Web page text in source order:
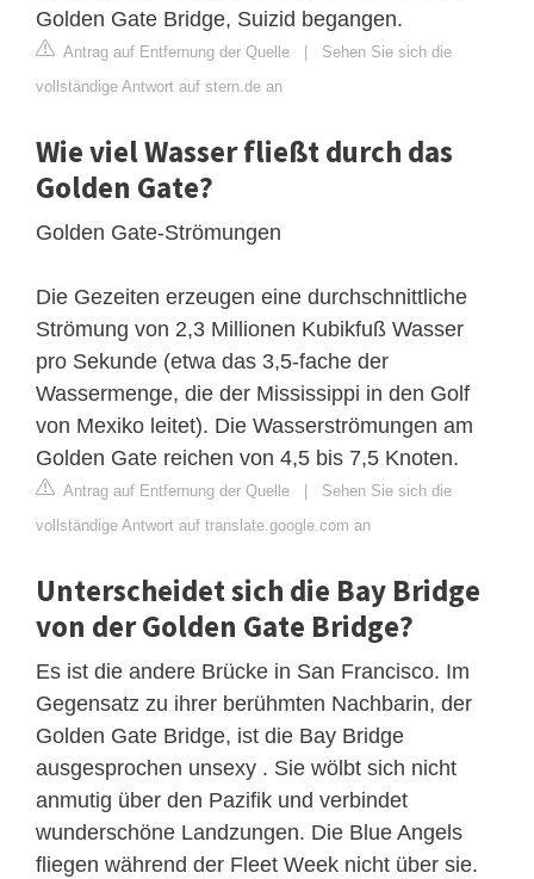
Golden Gate Bridge, Suizid begangen.
Antrag auf Entfernung der Quelle | Sehen Sie sich die
vollständige Antwort auf stern.de an
Wie viel Wasser fließt durch das
Golden Gate?
Golden Gate-Strömungen
Die Gezeiten erzeugen eine durchschnittliche
Strömung von 2,3 Millionen Kubikfuß Wasser
pro Sekunde (etwa das 3,5-fache der
Wassermenge, die der Mississippi in den Golf
von Mexiko leitet). Die Wasserströmungen am
Golden Gate reichen von 4,5 bis 7,5 Knoten.
Antrag auf Entfernung der Quelle | Sehen Sie sich die
vollständige Antwort auf translate.google.com an
Unterscheidet sich die Bay Bridge
von der Golden Gate Bridge?
Es ist die andere Brücke in San Francisco. Im
Gegensatz zu ihrer berühmten Nachbarin, der
Golden Gate Bridge, ist die Bay Bridge
ausgesprochen unsexy . Sie wölbt sich nicht
anmutig über den Pazifik und verbindet
wunderschöne Landzungen. Die Blue Angels
fliegen während der Fleet Week nicht über sie.